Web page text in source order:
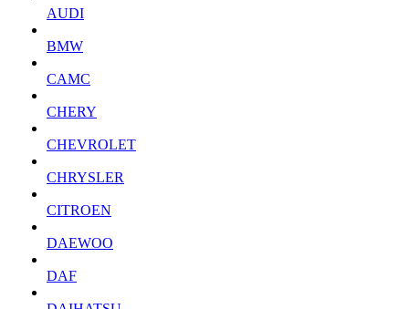
AUDI
BMW
CAMC
CHERY
CHEVROLET
CHRYSLER
CITROEN
DAEWOO
DAF